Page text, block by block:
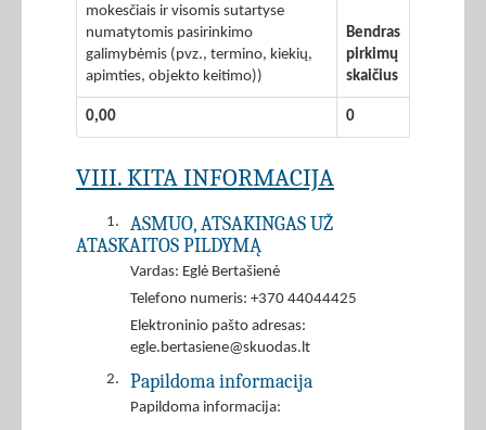
mokesčiais ir visomis sutartyse
numatytomis pasirinkimo
galimybėmis (pvz., termino, kiekių,
apimties, objekto keitimo))
Bendras
pirkimų
skaičius
0,00 0
VIII. KITA INFORMACIJA
1.
ASMUO, ATSAKINGAS UŽ
ATASKAITOS PILDYMĄ
Vardas: Eglė Bertašienė
Telefono numeris: +370 44044425
Elektroninio pašto adresas:
egle.bertasiene@skuodas.lt
2.
Papildoma informacija
Papildoma informacija: